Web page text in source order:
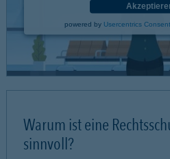
powered by Usercentrics
Warum ist eine
sinnvoll?